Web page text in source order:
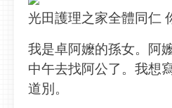
光田護理之家全體同仁
我是卓阿嬤的孫女。阿
中午去找阿公了。我想
道別。